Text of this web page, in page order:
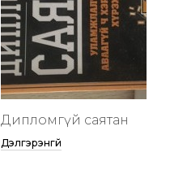
Дипломгүй саятан
Дэлгэрэнгүй